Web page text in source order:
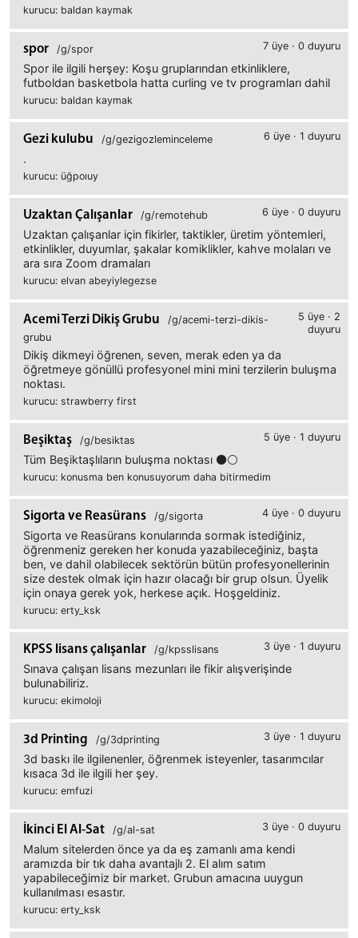
kurucu: baldan kaymak
spor /g/spor 7 üye · 0 duyuru
Spor ile ilgili herşey: Koşu gruplarından etkinliklere,
futboldan basketbola hatta curling ve tv programları dahil
kurucu: baldan kaymak
Gezi kulubu /g/gezigozleminceleme 6 üye · 1 duyuru
.
kurucu: üğpoıuy
Uzaktan Çalışanlar /g/remotehub 6 üye · 0 duyuru
Uzaktan çalışanlar için fikirler, taktikler, üretim yöntemleri,
etkinlikler, duyumlar, şakalar komiklikler, kahve molaları ve
ara sıra Zoom dramaları
kurucu: elvan abeyiylegezse
Acemi Terzi Dikiş Grubu
/g/acemi-terzi-dikis-
grubu
5 üye · 2
duyuru
Dikiş dikmeyi öğrenen, seven, merak eden ya da
öğretmeye gönüllü profesyonel mini mini terzilerin buluşma
noktası.
kurucu: strawberry first
Beşiktaş /g/besiktas 5 üye · 1 duyuru
Tüm Beşiktaşlıların buluşma noktası ⚫⚪
kurucu: konusma ben konusuyorum daha bitirmedim
Sigorta ve Reasürans /g/sigorta 4 üye · 0 duyuru
Sigorta ve Reasürans konularında sormak istediğiniz,
öğrenmeniz gereken her konuda yazabileceğiniz, başta
ben, ve dahil olabilecek sektörün bütün profesyonellerinin
size destek olmak için hazır olacağı bir grup olsun. Üyelik
için onaya gerek yok, herkese açık. Hoşgeldiniz.
kurucu: erty_ksk
KPSS lisans çalışanlar /g/kpsslisans 3 üye · 1 duyuru
Sınava çalışan lisans mezunları ile fikir alışverişinde
bulunabiliriz.
kurucu: ekimoloji
3d Printing /g/3dprinting 3 üye · 1 duyuru
3d baskı ile ilgilenenler, öğrenmek isteyenler, tasarımcılar
kısaca 3d ile ilgili her şey.
kurucu: emfuzi
İkinci El Al-Sat /g/al-sat 3 üye · 0 duyuru
Malum sitelerden önce ya da eş zamanlı ama kendi
aramızda bir tık daha avantajlı 2. El alım satım
yapabileceğimiz bir market. Grubun amacına uuygun
kullanılması esastır.
kurucu: erty_ksk